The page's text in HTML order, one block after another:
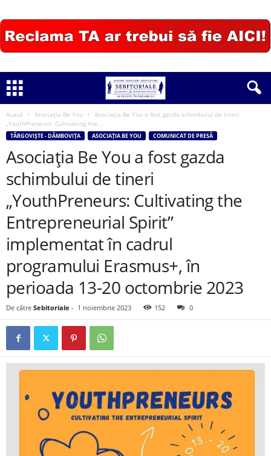
Acasă Asociația Be You
Asociația Be You a fost gazda schimbului de tineri
„YouthPreneurs: Cultivating the...
TÂRGOVIȘTE - DÂMBOVIȚA ASOCIAȚIA BE YOU COMUNICAT DE PRESĂ
Asociația Be You a fost gazda
schimbului de tineri
„YouthPreneurs: Cultivating the
Entrepreneurial Spirit”
implementat în cadrul
programului Erasmus+, în
perioada 13-20 octombrie 2023
De către Sebitoriale - 1 noiembrie 2023 152 0